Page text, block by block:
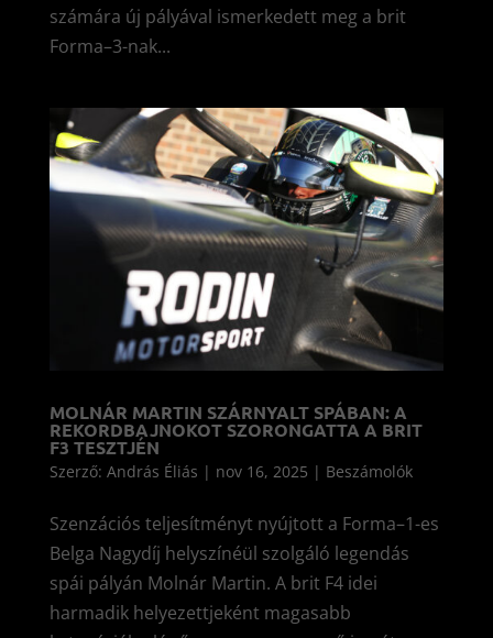
számára új pályával ismerkedett meg a brit
Forma–3-nak...
MOLNÁR MARTIN SZÁRNYALT SPÁBAN: A
REKORDBAJNOKOT SZORONGATTA A BRIT
F3 TESZTJÉN
Szerző: András Éliás | nov 16, 2025 | Beszámolók
Szenzációs teljesítményt nyújtott a Forma–1-es
Belga Nagydíj helyszínéül szolgáló legendás
spái pályán Molnár Martin. A brit F4 idei
harmadik helyezettjeként magasabb